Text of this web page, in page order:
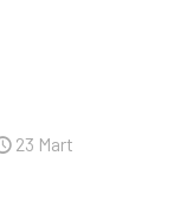
23 Mart